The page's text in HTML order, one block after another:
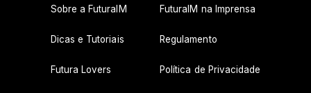
Sobre a FuturaIM FuturaIM na Imprensa
Dicas e Tutoriais Regulamento
Futura Lovers Política de Privacidade